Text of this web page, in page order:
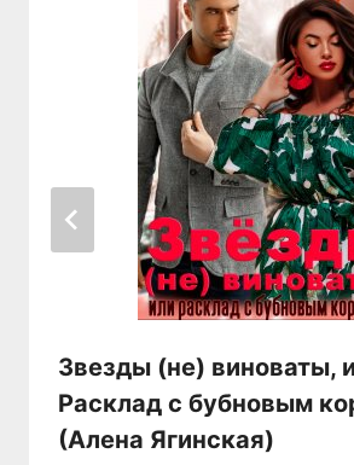
Звезды (не) виноваты,
Расклад с бубновым
(Алена Ягинская)